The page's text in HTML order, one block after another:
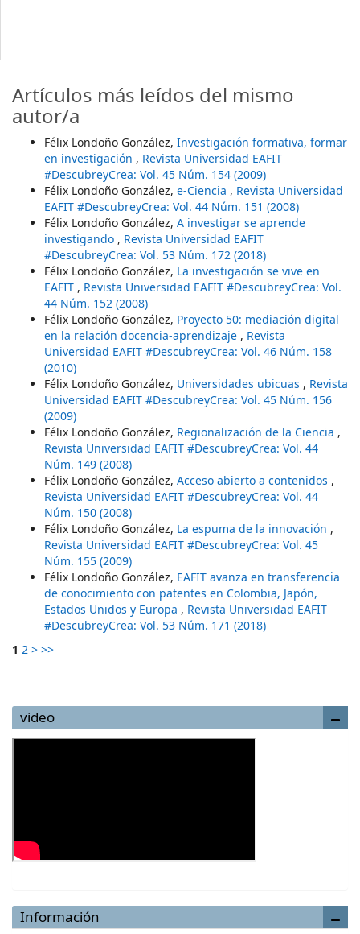
Artículos más leídos del mismo
autor/a
Félix Londoño González, Investigación formativa, formar
en investigación , Revista Universidad EAFIT
#DescubreyCrea: Vol. 45 Núm. 154 (2009)
Félix Londoño González, e-Ciencia , Revista Universidad
EAFIT #DescubreyCrea: Vol. 44 Núm. 151 (2008)
Félix Londoño González, A investigar se aprende
investigando , Revista Universidad EAFIT
#DescubreyCrea: Vol. 53 Núm. 172 (2018)
Félix Londoño González, La investigación se vive en
EAFIT , Revista Universidad EAFIT #DescubreyCrea: Vol.
44 Núm. 152 (2008)
Félix Londoño González, Proyecto 50: mediación digital
en la relación docencia-aprendizaje , Revista
Universidad EAFIT #DescubreyCrea: Vol. 46 Núm. 158
(2010)
Félix Londoño González, Universidades ubicuas , Revista
Universidad EAFIT #DescubreyCrea: Vol. 45 Núm. 156
(2009)
Félix Londoño González, Regionalización de la Ciencia ,
Revista Universidad EAFIT #DescubreyCrea: Vol. 44
Núm. 149 (2008)
Félix Londoño González, Acceso abierto a contenidos ,
Revista Universidad EAFIT #DescubreyCrea: Vol. 44
Núm. 150 (2008)
Félix Londoño González, La espuma de la innovación ,
Revista Universidad EAFIT #DescubreyCrea: Vol. 45
Núm. 155 (2009)
Félix Londoño González, EAFIT avanza en transferencia
de conocimiento con patentes en Colombia, Japón,
Estados Unidos y Europa , Revista Universidad EAFIT
#DescubreyCrea: Vol. 53 Núm. 171 (2018)
1 2 > >>
video
Información